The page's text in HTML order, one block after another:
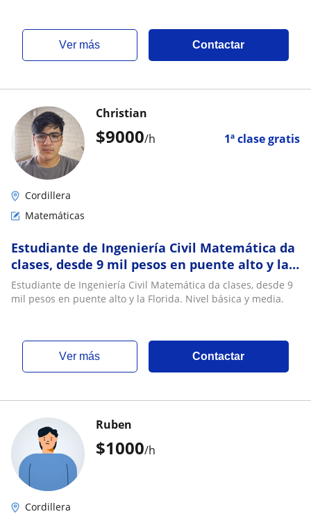
ver más Contactar
$9000/h 1ª clase gratis
Christian
Cordillera
Matemáticas
Estudiante de Ingeniería Civil Matemática da
clases, desde 9 mil pesos en puente alto y la
Florida. Nivel básica y media
Estudiante de Ingeniería Civil Matemática da clases, desde 9
mil pesos en puente alto y la Florida. Nivel básica y media.
ver más Contactar
$1000/h
Ruben
Cordillera